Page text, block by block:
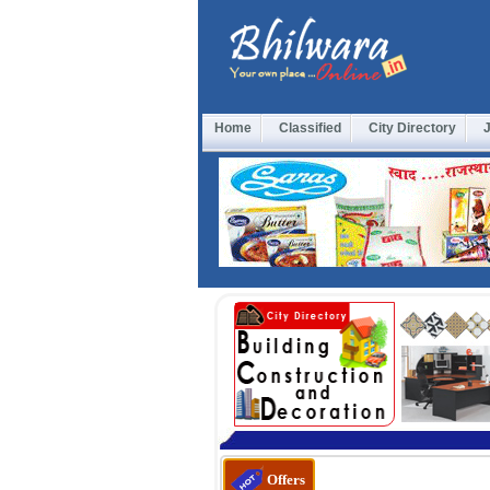
Home Classified City Directory
Offers